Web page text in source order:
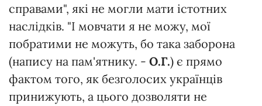
справами", які не могли мати істотних
наслідків. "І мовчати я не можу, мої
побратими не можуть, бо така заборона
(напису на пам'ятнику. - О.Г.) є прямо
фактом того, як безголосих українців
принижують, а цього дозволяти не